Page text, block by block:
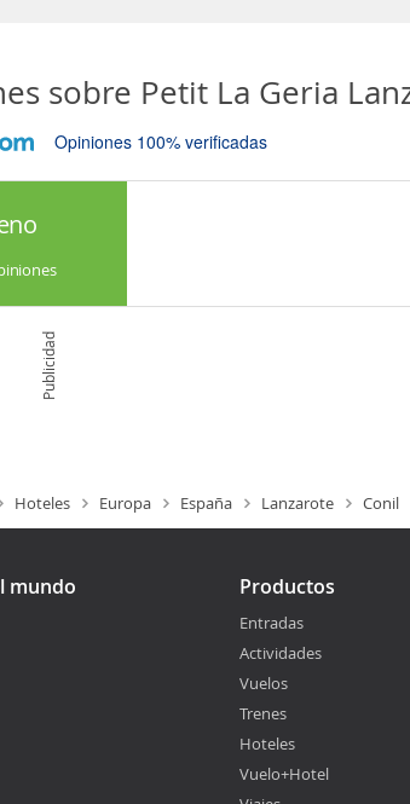
sobre Petit La Geria
Opiniones 100% verificadas
Publicidad
Hoteles Europa España Lanzarote Conil
mundo Productos
Entradas
Actividades
Vuelos
Trenes
Hoteles
Vuelo+Hotel